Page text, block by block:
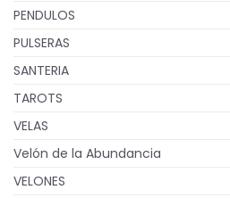
PENDULOS
PULSERAS
SANTERIA
TAROTS
VELAS
Velón de la Abundancia
VELONES